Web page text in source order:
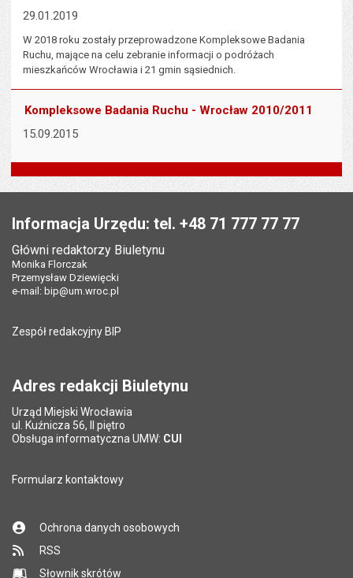
29.01.2019
W 2018 roku zostały przeprowadzone Kompleksowe Badania
Ruchu, mające na celu zebranie informacji o podróżach
mieszkańców Wrocławia i 21 gmin sąsiednich.
Kompleksowe Badania Ruchu - Wrocław 2010/2011
15.09.2015
Informacja Urzędu: tel. +48 71 777 77 77
Główni redaktorzy Biuletynu
Monika Florczak
Przemysław Dziewięcki
e-mail: bip@um.wroc.pl
Zespół redakcyjny BIP
Adres redakcji Biuletynu
Urząd Miejski Wrocławia
ul. Kuźnicza 56, II piętro
Obsługa informatyczna UMW: CUI
Formularz kontaktowy
Ochrona danych osobowych
RSS
Słownik skrótów